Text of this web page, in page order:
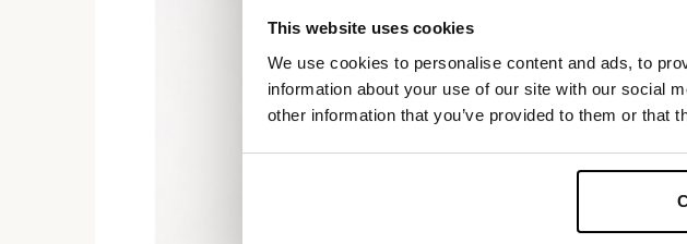
This website uses cookies
We use cookies to personalise content and ads, to
information about your use of our site with our social
other information that you’ve provided to them or that